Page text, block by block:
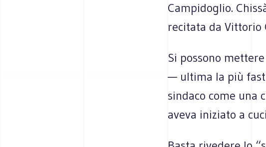
Cam­pi­do­glio.
reci­tata da Vit­to­rio
Si pos­sono
— ultima la più
sin­daco come una
aveva ini­ziato a